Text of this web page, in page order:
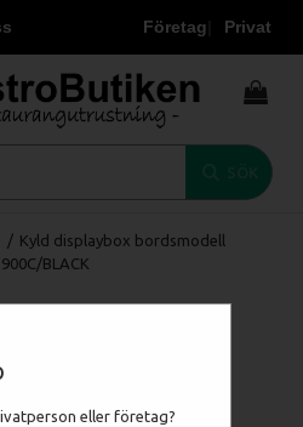
Företag Privat
eller företag?
/ Kyld displaybox bordsmodell
BLACK